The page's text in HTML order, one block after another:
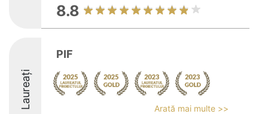
8.8
Laureați
PIF
Arată mai multe >>